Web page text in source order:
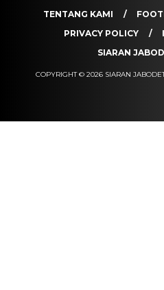
TENTANG KAMI
PRIVACY POLICY
SIARAN
COPYRIGHT © 2026 SIARAN